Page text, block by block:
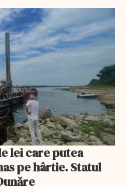
lei care putea
pe hârtie. Statul